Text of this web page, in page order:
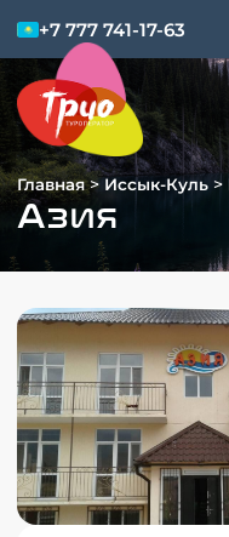
+7 777 741-17-63
Главная > Иссык-Куль >
Азия